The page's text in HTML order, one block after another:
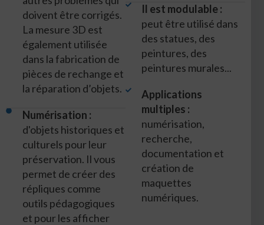
doivent être corrigés.
La mesure 3D est
également utilisée
dans la fabrication de
pièces de rechange et
la réparation d’objets.
Numérisation :
d'objets historiques et
culturels pour leur
préservation. Il vous
permet de créer des
répliques comme
outils pédagogiques
et pour les afficher
Il est modulable :
peut être utilisé dans
des statues, des
peintures, des
peintures murales...
Applications
multiples :
numérisation,
recherche,
documentation et
création de
maquettes
numériques.